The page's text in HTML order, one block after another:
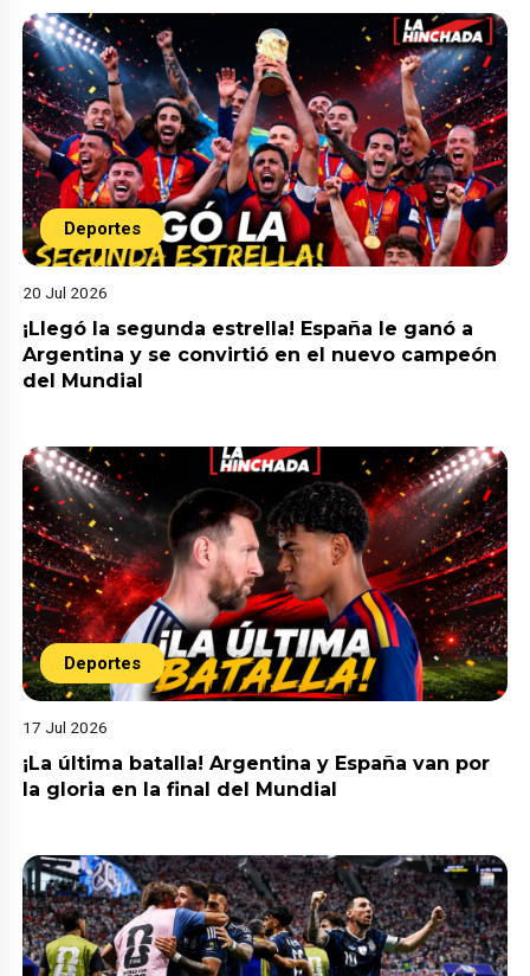
Deportes
20 Jul 2026
¡Llegó la segunda estrella! España le ganó a
Argentina y se convirtió en el nuevo campeón
del Mundial
Deportes
17 Jul 2026
¡La última batalla! Argentina y España van por
la gloria en la final del Mundial